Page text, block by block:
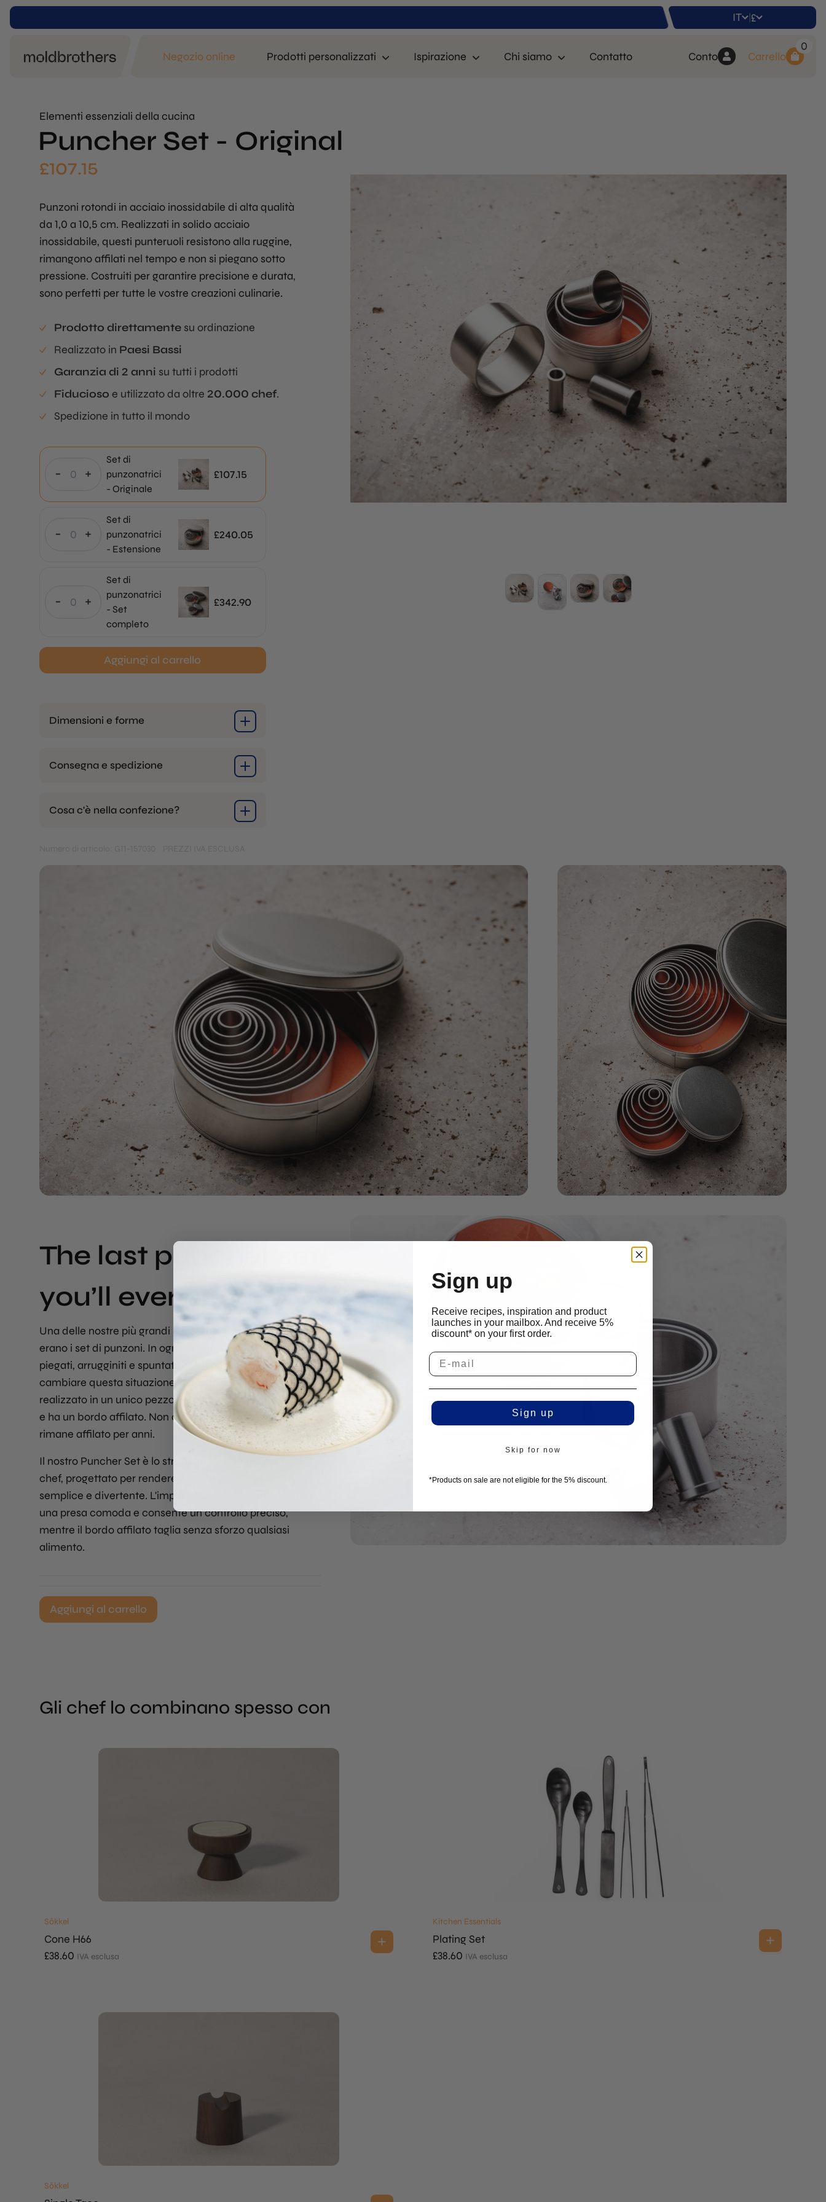
IT | £
Negozio online Prodotti personalizzati Ispirazione Chi siamo Contatto Conto
0
Carrello
Elementi essenziali della cucina
Puncher Set - Original
£107.15
Punzoni rotondi in acciaio inossidabile di alta qualità
da 1,0 a 10,5 cm. Realizzati in solido acciaio
inossidabile, questi punteruoli resistono alla ruggine,
rimangono affilati nel tempo e non si piegano sotto
pressione. Costruiti per garantire precisione e durata,
sono perfetti per tutte le vostre creazioni culinarie.
Prodotto direttamente su ordinazione
Realizzato in Paesi Bassi
Garanzia di 2 anni su tutti i prodotti
Fiducioso e utilizzato da oltre 20.000 chef.
Spedizione in tutto il mondo
- +
Set di
punzonatrici
- Originale
£107.15
- +
Set di
punzonatrici
- Estensione
£240.05
- +
Set di
punzonatrici
- Set
completo
£342.90
Aggiungi al carrello
Dimensioni e forme
Consegna e spedizione
Cosa c'è nella confezione?
The last puncher set
you’ll ever need
Una delle nostre più grandi seccature lavorando in cucina
erano i set di punzoni. In ogni cucina si trovano punzoni
piegati, arrugginiti e spuntati. Abbiamo deciso di
cambiare questa situazione. Il nostro set di punzoni è
realizzato in un unico pezzo di solido acciaio inossidabile
e ha un bordo affilato. Non arrugginisce, non si piega e
rimane affilato per anni.
Il nostro Puncher Set è lo strumento definitivo per ogni
chef, progettato per rendere il processo di punzonatura
semplice e divertente. L'impugnatura ergonomica offre
una presa comoda e consente un controllo preciso,
mentre il bordo affilato taglia senza sforzo qualsiasi
alimento.
Aggiungi al carrello
Gli chef lo combinano spesso con
Sōkkel
Cone H66
£38.60 IVA esclusa
Kitchen Essentials
Plating Set
£38.60 IVA esclusa
Sōkkel
Sign up
Receive recipes, inspiration and product
launches in your mailbox. And receive 5%
discount* on your first order.
Sign up
Skip for now
*Products on sale are not eligible for the 5% discount.